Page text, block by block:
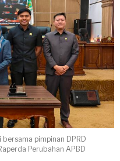
pimpinan DPRD
Perubahan APBD